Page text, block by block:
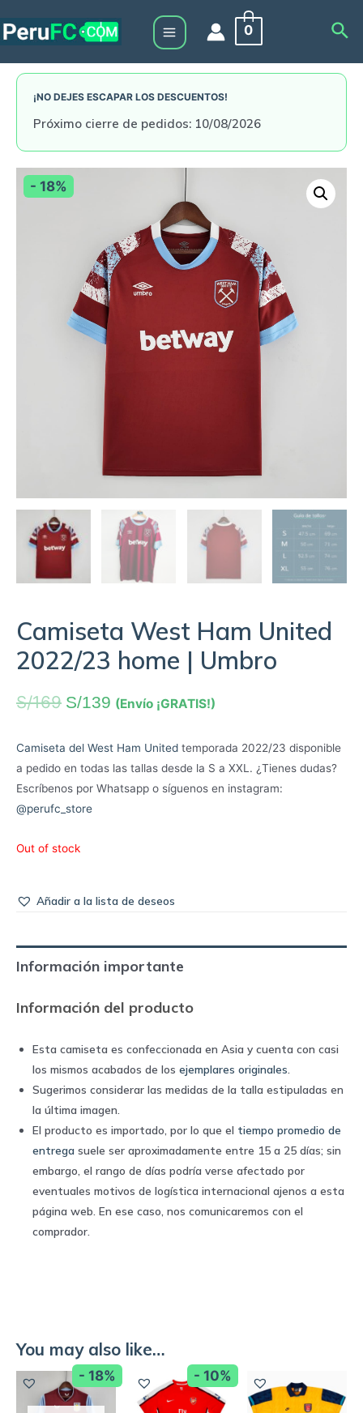
to
Main
Menu
0
¡NO DEJES ESCAPAR LOS DESCUENTOS!
Próximo cierre de pedidos: 10/08/2026
- 18%
Camiseta West Ham United
2022/23 home | Umbro
S/169 S/139 (Envío ¡GRATIS!)
Camiseta del West Ham United temporada 2022/23 disponible
a pedido en todas las tallas desde la S a XXL. ¿Tienes dudas?
Escríbenos por Whatsapp o síguenos en instagram:
@perufc_store
Out of stock
Añadir a la lista de deseos
Información importante
Información del producto
Esta camiseta es confeccionada en Asia y cuenta con casi
los mismos acabados de los ejemplares originales
Sugerimos considerar las medidas de la talla estipuladas en
la última imagen.
El producto es importado, por lo que el tiempo promedio de
entrega suele ser aproximadamente entre 15 a 25 días; sin
embargo, el rango de días podría verse afectado por
eventuales motivos de logística internacional ajenos a esta
página web. En ese caso, nos comunicaremos con el
comprador.
You may also like…
- 18% - 10%